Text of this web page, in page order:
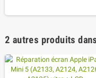
2 autres produits